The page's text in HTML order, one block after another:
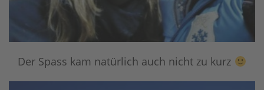
Der Spass kam natürlich auch nicht zu kurz